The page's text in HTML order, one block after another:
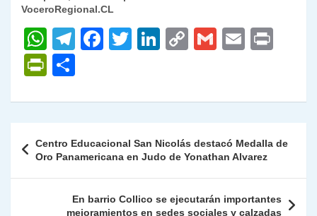
VoceroRegional.CL
W
h
at
s
p
p
T
gr
m
F
e
o
o
k
T
er
Li
e
n
C
y
n
k
G
l
E
l
P
nt
ie
n
m
p
ar
tir
de
entradas
Centro Educacional San Nicolás destacó Medalla de
Oro Panamericana en Judo de Yonathan Alvarez
En barrio Collico se ejecutarán importantes
mejoramientos en sedes sociales y calzadas